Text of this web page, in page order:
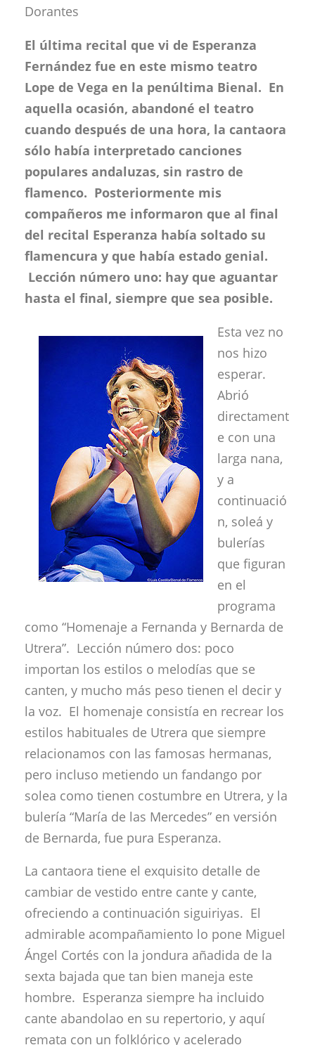
Dorantes
El última recital que vi de Esperanza
Fernández fue en este mismo teatro
Lope de Vega en la penúltima Bienal. En
aquella ocasión, abandoné el teatro
cuando después de una hora, la cantaora
sólo había interpretado canciones
populares andaluzas, sin rastro de
flamenco. Posteriormente mis
compañeros me informaron que al final
del recital Esperanza había soltado su
flamencura y que había estado genial.
Lección número uno: hay que aguantar
hasta el final, siempre que sea posible.
Esta vez no
nos hizo
esperar.
Abrió
directament
e con una
larga nana,
y a
continuació
n, soleá y
bulerías
que figuran
en el
programa
como “Homenaje a Fernanda y Bernarda de
Utrera”. Lección número dos: poco
importan los estilos o melodías que se
canten, y mucho más peso tienen el decir y
la voz. El homenaje consistía en recrear los
estilos habituales de Utrera que siempre
relacionamos con las famosas hermanas,
pero incluso metiendo un fandango por
solea como tienen costumbre en Utrera, y la
bulería “María de las Mercedes” en versión
de Bernarda, fue pura Esperanza.
La cantaora tiene el exquisito detalle de
cambiar de vestido entre cante y cante,
ofreciendo a continuación siguiriyas. El
admirable acompañamiento lo pone Miguel
Ángel Cortés con la jondura añadida de la
sexta bajada que tan bien maneja este
hombre. Esperanza siempre ha incluido
cante abandolao en su repertorio, y aquí
remata con un folklórico y acelerado